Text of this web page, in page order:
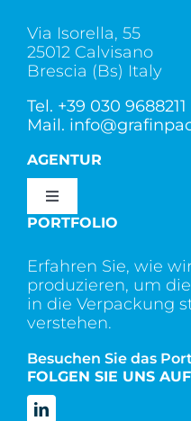
Via Isorella, 55
25012 Calvisano
Brescia (Bs) Italy
Tel. +39 030 9688211
Mail.
AGENTUR
Toggle
Navigation
Dienstleistung
Kontakt
PORTFOLIO
Erfahren Sie, wie
produzieren, um
in die Verpackung
verstehen.
Besuchen Sie das
FOLGEN SIE UNS